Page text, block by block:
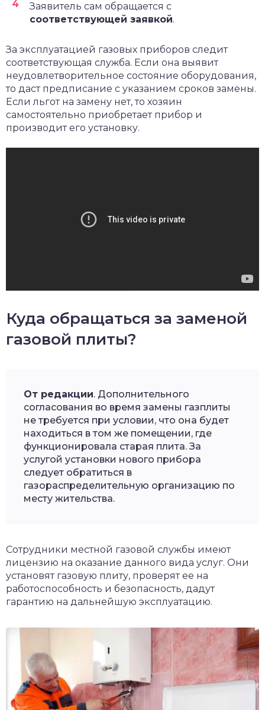
Заявитель сам обращается с
соответствующей заявкой.
За эксплуатацией газовых приборов следит
соответствующая служба. Если она выявит
неудовлетворительное состояние оборудования,
то даст предписание с указанием сроков замены.
Если льгот на замену нет, то хозяин
самостоятельно приобретает прибор и
производит его установку.
Куда обращаться за заменой
газовой плиты?
От редакции. Дополнительного
согласования во время замены газплиты
не требуется при условии, что она будет
находиться в том же помещении, где
функционировала старая плита. За
услугой установки нового прибора
следует обратиться в
газораспределительную организацию по
месту жительства.
Сотрудники местной газовой службы имеют
лицензию на оказание данного вида услуг. Они
установят газовую плиту, проверят ее на
работоспособность и безопасность, дадут
гарантию на дальнейшую эксплуатацию.